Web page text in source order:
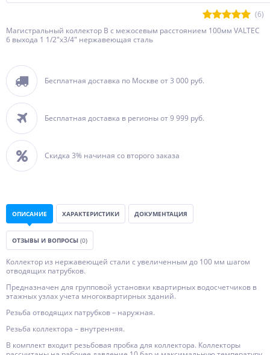
(6)
Магистральный коллектор В с межосевым расстоянием 100мм VALTEC
6 выхода 1 1/2"х3/4" нержавеющая сталь
Бесплатная доставка по Москве от 3 000 руб.
Бесплатная доставка в регионы от 9 999 руб.
Скидка 3% начиная со второго заказа
ОПИСАНИЕ ХАРАКТЕРИСТИКИ ДОКУМЕНТАЦИЯ
ОТЗЫВЫ И ВОПРОСЫ (0)
Коллектор из нержавеющей стали с увеличенным до 100 мм шагом
отводящих патрубков.
Предназначен для групповой установки квартирных водосчетчиков в
этажных узлах учета многоквартирных зданий.
Резьба отводящих патрубков – наружная.
Резьба коллектора – внутренняя.
В комплект входит резьбовая пробка для коллектора. Коллекторы